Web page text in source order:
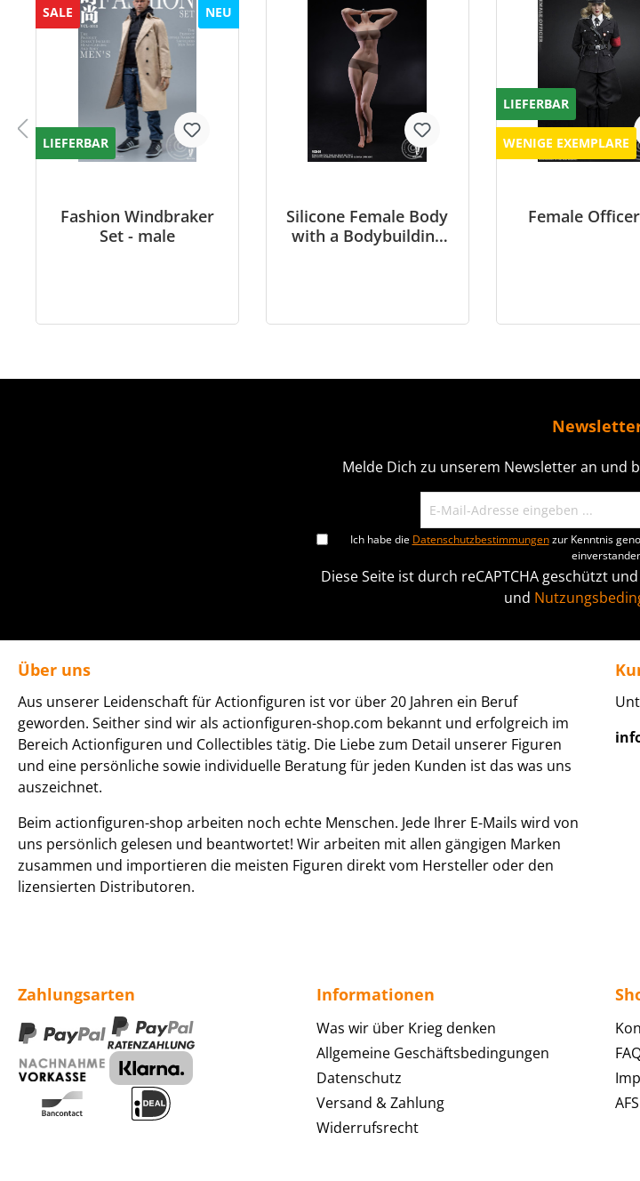
NEU
SALE
LIEFERBAR
Fashion Windbraker
Set - male
Silicone Female Body
with a Bodybuilding
LIEFERBAR
WENIGE EXEMPLARE
Female
Melde Dich zu unserem Newsletter an und
Ich habe die Datenschutzbestimmungenzur Kenntnis
Diese Seite ist durch reCAPTCHA geschützt
und
Über uns
Aus unserer Leidenschaft für Actionfiguren ist vor über 20 Jahren ein Beruf
geworden. Seither sind wir als actionfiguren-shop.com bekannt und erfolgreich im
Bereich Actionfiguren und Collectibles tätig. Die Liebe zum Detail unserer Figuren
und eine persönliche sowie individuelle Beratung für jeden Kunden ist das was uns
auszeichnet.
Beim actionfiguren-shop arbeiten noch echte Menschen. Jede Ihrer E-Mails wird von
uns persönlich gelesen und beantwortet! Wir arbeiten mit allen gängigen Marken
zusammen und importieren die meisten Figuren direkt vom Hersteller oder den
lizensierten Distributoren.
Zahlungsarten Informationen
Was wir über Krieg denken
Allgemeine Geschäftsbedingungen
Datenschutz
Versand & Zahlung
Widerrufsrecht